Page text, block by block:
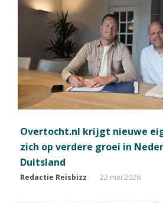
Overtocht.nl krijgt nieuwe
zich op verdere groei in
Duitsland
Redactie Reisbizz 22 mei 2026